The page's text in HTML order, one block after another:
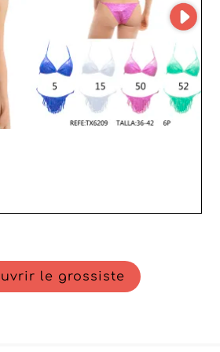
de haute qualité qui résistent aux
des saisons. Ce souci de la
seulement la durabilité des pièces,
vos clients. N'attendez
offre. Avec KASA wacarra SL,
de travailler avec un fournisseur de
de fiabilité, d'innovation et de
du swimwear.
le grossiste